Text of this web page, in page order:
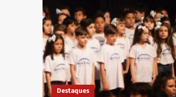
Destaques